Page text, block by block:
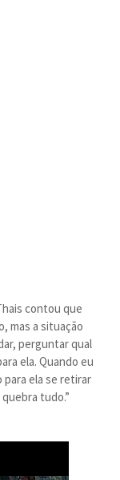
contou que
mas a situação
perguntar qual
ela. Quando eu
ela se retirar
tudo.”